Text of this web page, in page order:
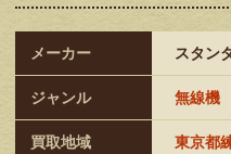
メーカー スタン
ジャンル 無線機
買取地域 東京都